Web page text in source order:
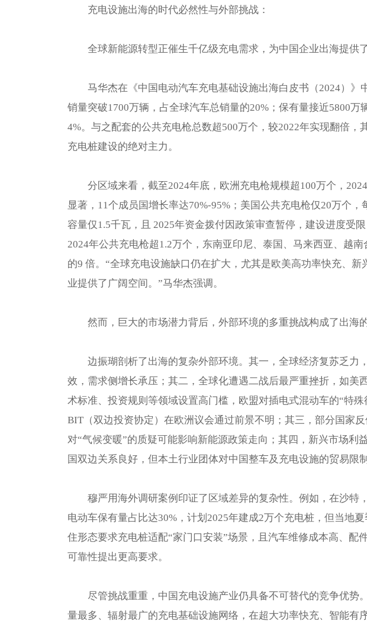
充电设施出海的时代必然性与外部挑战：
全球新能源转型正催生千亿级充电需求，为中国企业出海提供
马华杰在《中国电动汽车充电基础设施出海白皮书（2024）》
销量突破1700万辆，占全球汽车总销量的20%；保有量接近5800万
4%。与之配套的公共充电枪总数超500万个，较2022年实现翻倍，
充电桩建设的绝对主力。
分区域来看，截至2024年底，欧洲充电枪规模超100万个，
显著，11个成员国增长率达70%-95%；美国公共充电枪仅20万个
容量仅1.5千瓦，且 2025年资金拨付因政策审查暂停，建设进度受
2024年公共充电枪超1.2万个，东南亚印尼、泰国、马来西亚、越
的9 倍。“全球充电设施缺口仍在扩大，尤其是欧美高功率快充、
业提供了广阔空间。”马华杰强调。
然而，巨大的市场潜力背后，外部环境的多重挑战构成了出海
边振瑚剖析了出海的复杂外部环境。其一，全球经济复苏乏力
效，需求侧增长承压；其二，全球化遭遇二战后最严重挫折，如美
术标准、投资规则等领域设置高门槛，欧盟对插电式混动车的“特
BIT（双边投资协定）在欧洲议会通过前景不明；其三，部分国家
对“气候变暖”的质疑可能影响新能源政策走向；其四，新兴市场利
国双边关系良好，但本土行业团体对中国整车及充电设施的贸易限
穆严用海外调研案例印证了区域差异的复杂性。例如，在沙特
电动车保有量占比达30%，计划2025年建成2万个充电桩，但当地
住形态要求充电桩适配“家门口安装”场景，且汽车维修成本高、配
可靠性提出更高要求。
尽管挑战重重，中国充电设施产业仍具备不可替代的竞争优势
量最多、辐射最广的充电基础设施网络，在超大功率快充、智能有